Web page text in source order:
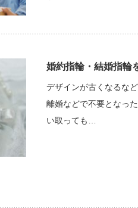
婚約指輪・結婚指輪
デザインが古くなるな
離婚などで不要となっ
い取っても…